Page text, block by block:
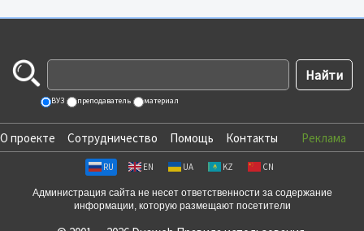
ВУЗ преподаватель материал
О проекте Сотрудничество Помощь Контакты Реклама
RU EN UA KZ CN
Администрация сайта не несет ответственности за содержание
информации, которую размещают посетители